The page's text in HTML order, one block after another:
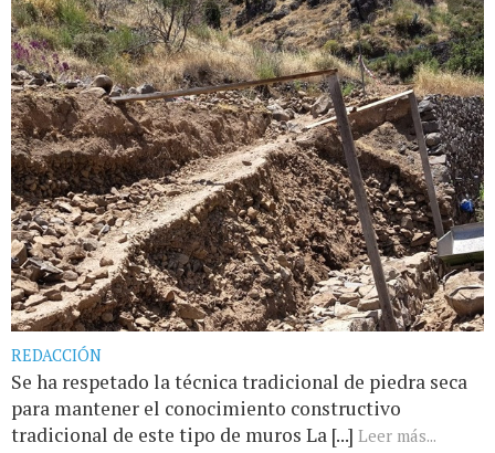
REDACCIÓN
Se ha respetado la técnica tradicional de piedra seca
para mantener el conocimiento constructivo
tradicional de este tipo de muros La [...] Leer más...